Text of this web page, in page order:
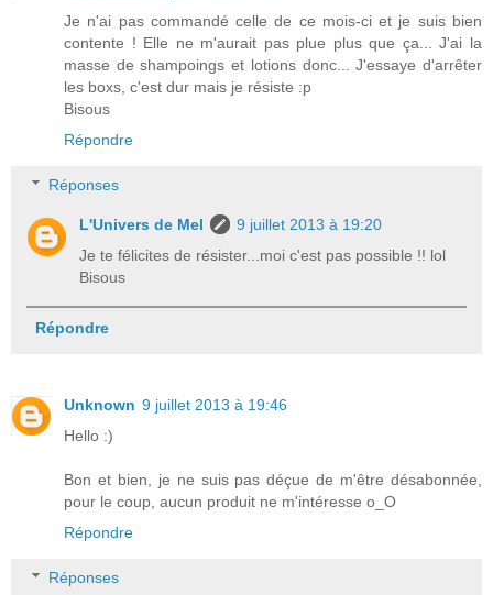
Je n'ai pas commandé celle de ce mois-ci et je suis bien
contente ! Elle ne m'aurait pas plue plus que ça... J'ai la
masse de shampoings et lotions donc... J'essaye d'arrêter
les boxs, c'est dur mais je résiste :p
Bisous
Répondre
Réponses
L'Univers de Mel
9 juillet 2013 à 19:20
Je te félicites de résister...moi c'est pas possible !! lol
Bisous
Répondre
Unknown 9 juillet 2013 à 19:46
Hello :)
Bon et bien, je ne suis pas déçue de m'être désabonnée,
pour le coup, aucun produit ne m'intéresse o_O
Répondre
Réponses